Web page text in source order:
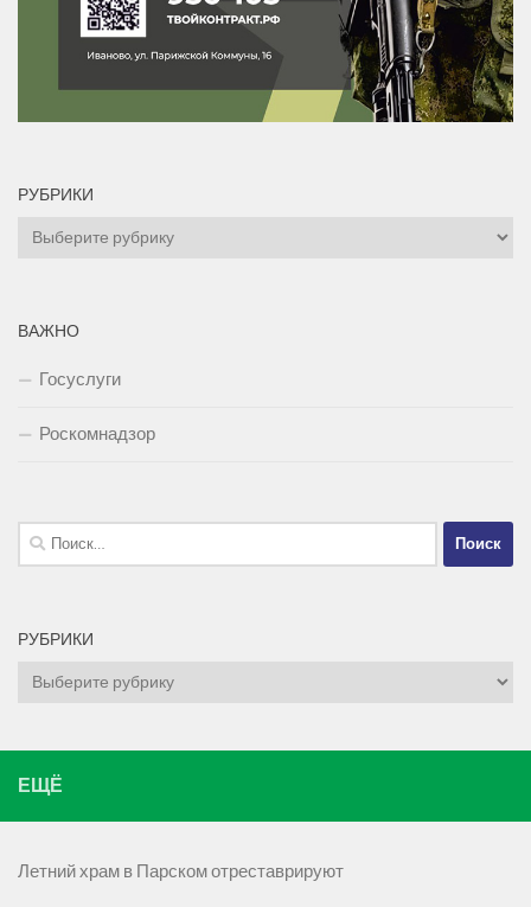
РУБРИКИ
Рубрики
ВАЖНО
Госуслуги
Роскомнадзор
Найти:
РУБРИКИ
Рубрики
ЕЩЁ
Летний храм в Парском отреставрируют